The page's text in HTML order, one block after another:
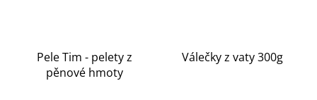
Pele Tim - pelety z
pěnové hmoty
Válečky z vaty 300g